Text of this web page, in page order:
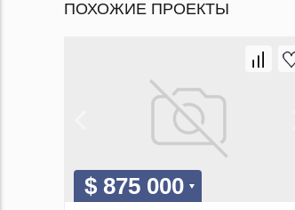
ПОХОЖИЕ ПРОЕКТЫ
$ 875 000